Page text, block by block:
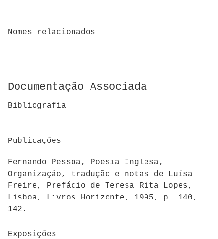
Nomes relacionados
Documentação Associada
Bibliografia
Publicações
Fernando Pessoa, Poesia Inglesa,
Organização, tradução e notas de Luísa
Freire, Prefácio de Teresa Rita Lopes,
Lisboa, Livros Horizonte, 1995, p. 140,
142.
Exposições